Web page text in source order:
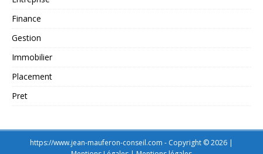
Finance
Gestion
Immobilier
Placement
Pret
https://www.jean-mauferon-conseil.com - Copyright © 2026 |